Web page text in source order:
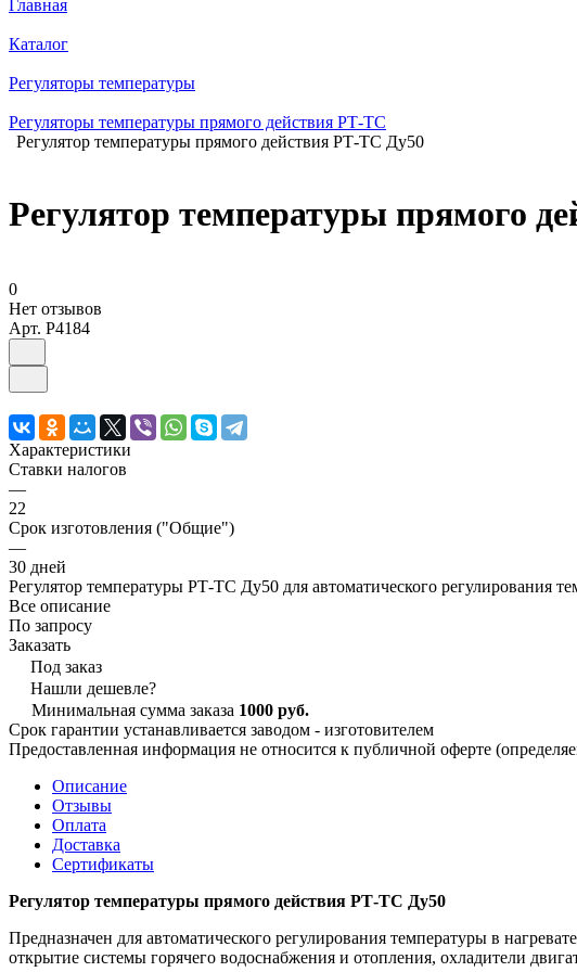
Главная
Каталог
Регуляторы температуры
Регуляторы температуры прямого действия РТ-ТС
Регулятор температуры прямого действия РТ-ТС Ду50
Регулятор температуры прямого
0
Нет отзывов
Арт. P4184
Характеристики
Ставки налогов
—
22
Срок изготовления ("Общие")
—
30 дней
Регулятор температуры РТ-ТС Ду50 для автоматического
Все описание
По запросу
Заказать
Под заказ
Нашли дешевле?
Минимальная сумма заказа 1000 руб.
Срок гарантии устанавливается заводом - изготовителем
Предоставленная информация не относится к публичной оферте
Описание
Отзывы
Оплата
Доставка
Сертификаты
Регулятор температуры прямого действия РТ-ТС Ду50
Предназначен для автоматического регулирования температуры в
открытие системы горячего водоснабжения и отопления, охладители